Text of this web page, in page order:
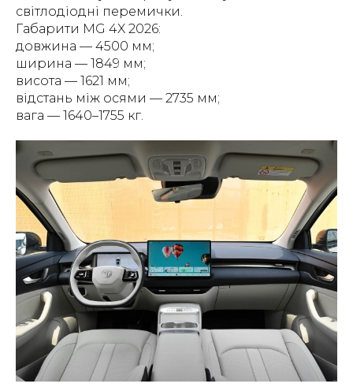
світлодіодні перемички.
Габарити MG 4X 2026:
довжина — 4500 мм;
ширина — 1849 мм;
висота — 1621 мм;
відстань між осями — 2735 мм;
вага — 1640–1755 кг.